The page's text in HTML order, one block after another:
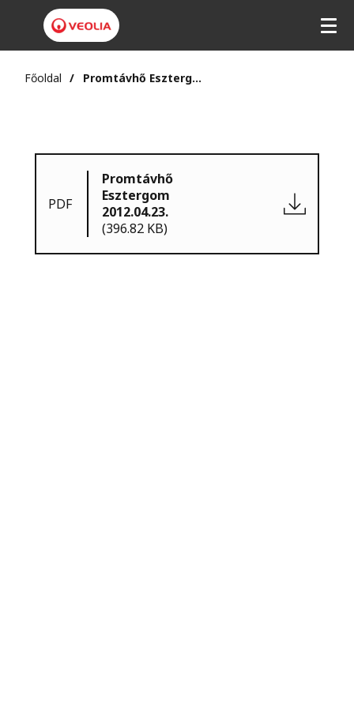
Főoldal Promtávhő Esztergom 2012.04.23.
PDF
Promtávhő
Esztergom
2012.04.23.
(396.82 KB)